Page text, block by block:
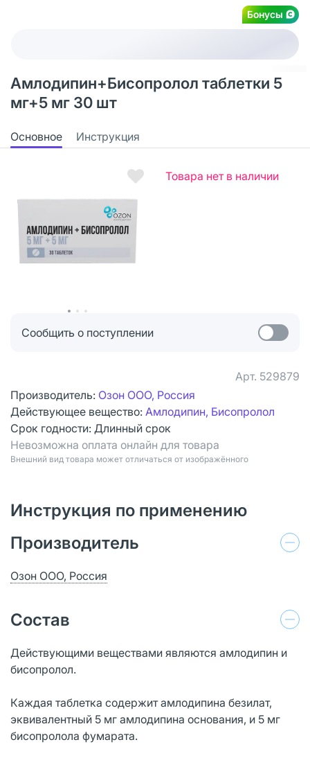
Бонусы
Амлодипин+Бисопролол таблетки 5
мг+5 мг 30 шт
Основное Инструкция
Товара нет в наличии
Сообщить о поступлении
Арт. 529879
Производитель: Озон ООО, Россия
Действующее вещество: Амлодипин, Бисопролол
Срок годности: Длинный срок
Невозможна оплата онлайн для товара
Bнешний вид товара может отличаться от изображённого
Инструкция по применению
Производитель
Озон ООО, Россия
Состав
Действующими веществами являются амлодипин и
бисопролол.
Каждая таблетка содержит амлодипина безилат,
эквивалентный 5 мг амлодипина основания, и 5 мг
бисопролола фумарата.